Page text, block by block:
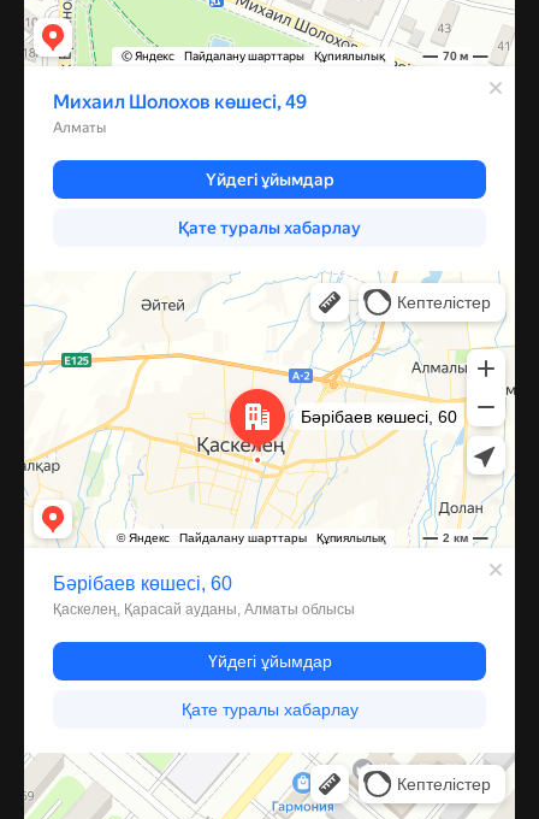
Улица Барибаева, 60 — Яндекс Карты
Костанай
Улица Пушкина, 59А — Яндекс Карты